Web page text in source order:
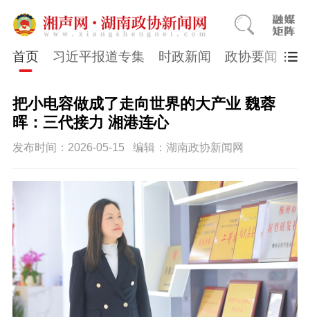
首页 习近平报道专集 时政新闻 政协要闻 市
把小电容做成了走向世界的大产业 魏蓉
晖：三代接力 湘港连心
发布时间：2026-05-15 编辑：湖南政协新闻网